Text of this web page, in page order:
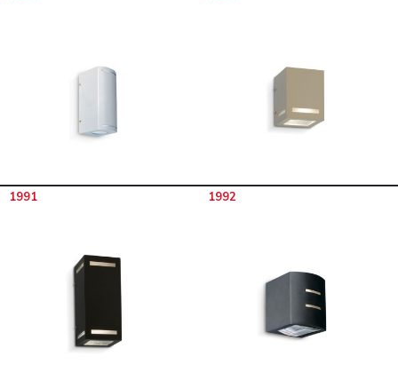
1991 1992